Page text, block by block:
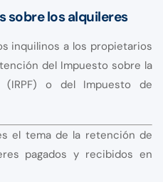
sobre los alquileres
inquilinos a los propietarios
del Impuesto sobre la
o del Impuesto de
el tema de la retención de
pagados y recibidos en